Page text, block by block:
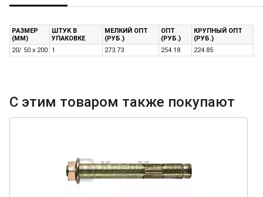
РАЗМЕР
(ММ)
ШТУК В
УПАКОВКЕ
МЕЛКИЙ ОПТ
(РУБ.)
ОПТ
(РУБ.)
КРУПНЫЙ ОПТ
(РУБ.)
20/ 50 x 200
1 273.73 254.18 224.85
С этим товаром также покупают